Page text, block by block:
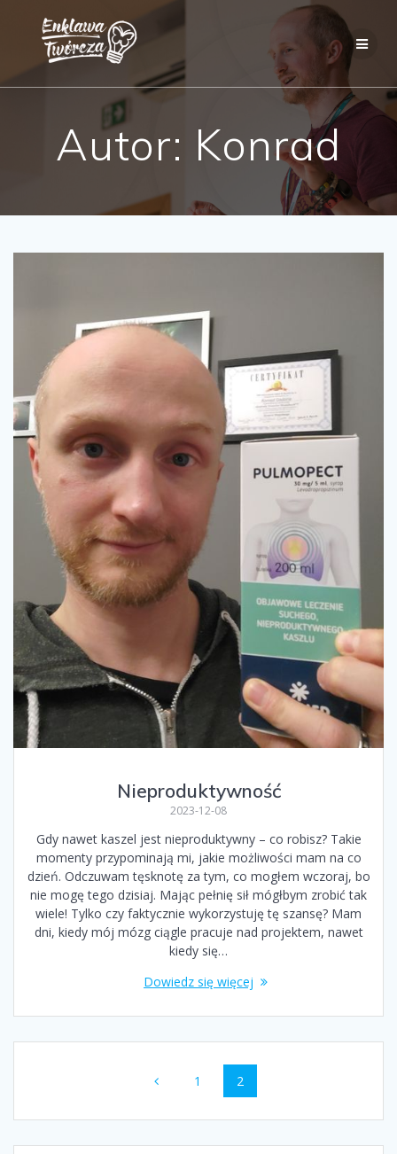
Autor: Konrad
Nieproduktywność
2023-12-08
Gdy nawet kaszel jest nieproduktywny – co robisz? Takie
momenty przypominają mi, jakie możliwości mam na co
dzień. Odczuwam tęsknotę za tym, co mogłem wczoraj, bo
nie mogę tego dzisiaj. Mając pełnię sił mógłbym zrobić tak
wiele! Tylko czy faktycznie wykorzystuję tę szansę? Mam
dni, kiedy mój mózg ciągle pracuje nad projektem, nawet
kiedy się…
Dowiedz się więcej
wpisach
Strona
1 Strona
2